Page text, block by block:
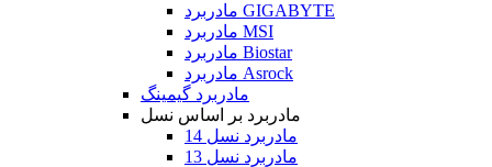
مادربرد GIGABYTE
مادربرد MSI
مادربرد Biostar
مادربرد Asrock
مادربرد گیمینگ
مادربرد بر اساس نسل
مادربرد نسل 14
مادربرد نسل 13